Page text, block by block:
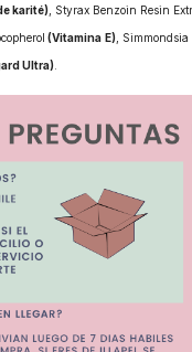
karité), Styrax Benzoin Resin
(Vitamina E), Simmondsia
Ultra).